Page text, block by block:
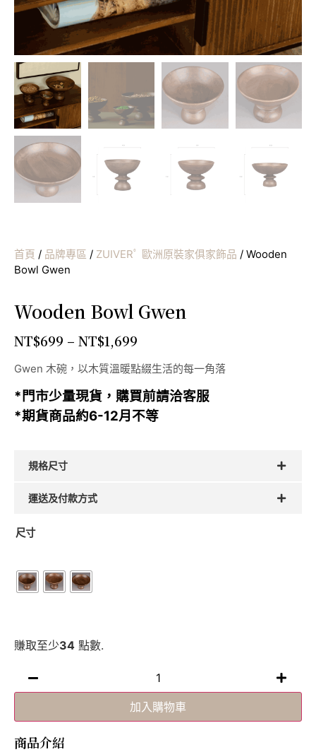
首頁 / 品牌專區 / ZUIVERﾟ 歐洲原裝家俱家飾品 / Wooden
Bowl Gwen
Wooden Bowl Gwen
NT$699 – NT$1,699
Gwen 木碗，以木質溫暖點綴生活的每一角落
*門市少量現貨，購買前請洽客服
*期貨商品約6-12月不等
規格尺寸
運送及付款方式
尺寸
賺取至少34 點數.
加入購物車
商品介紹